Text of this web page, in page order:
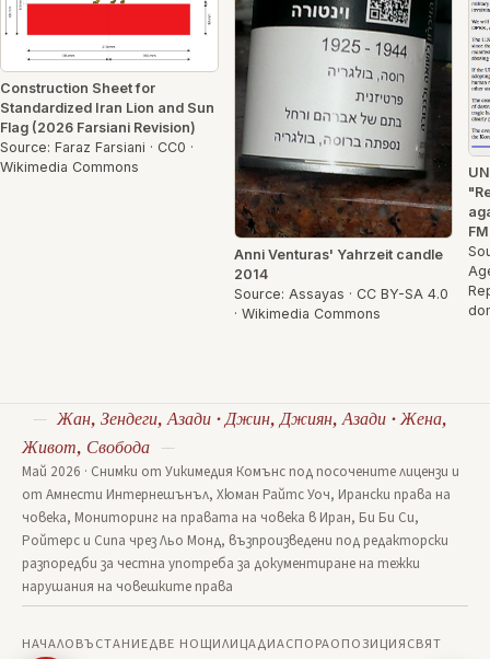
Construction Sheet for
Standardized Iran Lion and Sun
Flag (2026 Farsiani Revision)
Source: Faraz Farsiani · CC0 ·
Wikimedia Commons
Anni Venturas' Yahrzeit candle
2014
Source: Assayas · CC BY-SA 4.0
· Wikimedia Commons
Жан, Зендеги, Азади · Джин, Джиян, Азади · Жена,
Живот, Свобода
Май 2026 · Снимки от Уикимедия Комънс под посочените лицензи и
от Амнести Интернешънъл, Хюман Райтс Уоч, Ирански права на
човека, Мониторинг на правата на човека в Иран, Би Би Си,
Ройтерс и Сипа чрез Льо Монд, възпроизведени под редакторски
разпоредби за честна употреба за документиране на тежки
нарушания на човешките права
НАЧАЛОВЪСТАНИЕДВЕ НОЩИЛИЦАДИАСПОРАОПОЗИЦИЯСВЯТ